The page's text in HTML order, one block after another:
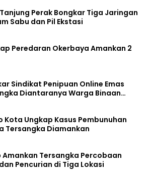
Perak Bongkar Tiga Jaringan
Sabu dan Pil Ekstasi
Peredaran Okerbaya Amankan 2
Sindikat Penipuan Online Emas
Diantaranya Warga Binaan
Kota Ungkap Kasus Pembunuhan
Tersangka Diamankan
Amankan Tersangka Percobaan
Pencurian di Tiga Lokasi